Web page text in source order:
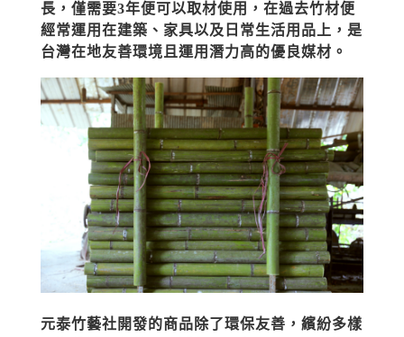
長，僅需要3年便可以取材使用，在過去竹材便
經常運用在建築、家具以及日常生活用品上，是
台灣在地友善環境且運用潛力高的優良媒材。
元泰竹藝社開發的商品除了環保友善，繽紛多樣